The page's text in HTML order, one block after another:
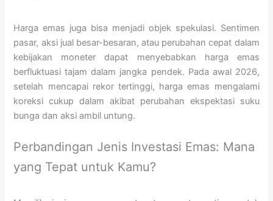
Harga emas juga bisa menjadi objek spekulasi. Sentimen
pasar, aksi jual besar-besaran, atau perubahan cepat dalam
kebijakan moneter dapat menyebabkan harga emas
berfluktuasi tajam dalam jangka pendek. Pada awal 2026,
setelah mencapai rekor tertinggi, harga emas mengalami
koreksi cukup dalam akibat perubahan ekspektasi suku
bunga dan aksi ambil untung.
Perbandingan Jenis Investasi Emas: Mana
yang Tepat untuk Kamu?